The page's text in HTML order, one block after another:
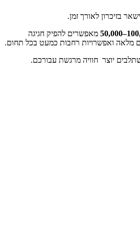
בזיכרון לאורך זמן.
מאפשרים להפיק חגיגה
מלאה ואפשרויות רחבות כמעט בכל תחום.
יוצר חוויה מרגשת עבורכם.